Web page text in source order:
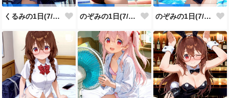
くるみの1日(7/30投稿分) のぞみの1日(7/29投稿分) のぞみの1日(7/28投稿分)